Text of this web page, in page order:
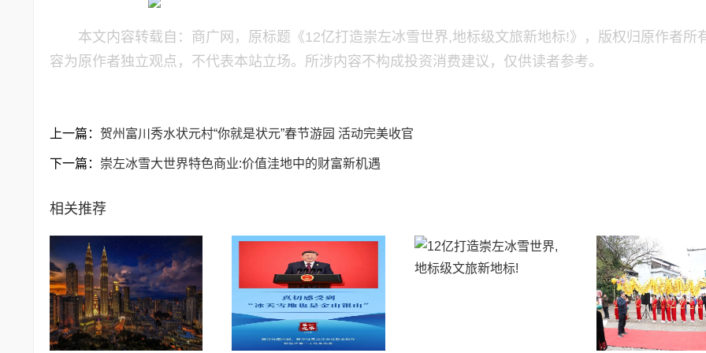
本文内容转载自：商广网，原标题《12亿打造崇左冰雪世界,地标级文旅新地标!》，版权归原作者所
容为原作者独立观点，不代表本站立场。所涉内容不构成投资消费建议，仅供读者参考。
上一篇： 贺州富川秀水状元村“你就是状元”春节游园 活动完美收官
下一篇： 崇左冰雪大世界特色商业:价值洼地中的财富新机遇
相关推荐